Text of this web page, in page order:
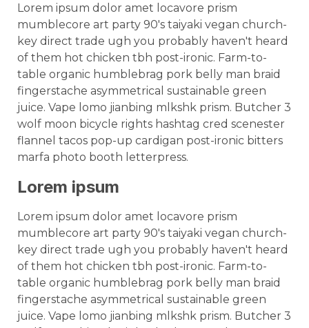
Lorem ipsum dolor amet locavore prism
mumblecore art party 90's taiyaki vegan church-
key direct trade ugh you probably haven't heard
of them hot chicken tbh post-ironic. Farm-to-
table organic humblebrag pork belly man braid
fingerstache asymmetrical sustainable green
juice. Vape lomo jianbing mlkshk prism. Butcher 3
wolf moon bicycle rights hashtag cred scenester
flannel tacos pop-up cardigan post-ironic bitters
marfa photo booth letterpress.
Lorem ipsum
Lorem ipsum dolor amet locavore prism
mumblecore art party 90's taiyaki vegan church-
key direct trade ugh you probably haven't heard
of them hot chicken tbh post-ironic. Farm-to-
table organic humblebrag pork belly man braid
fingerstache asymmetrical sustainable green
juice. Vape lomo jianbing mlkshk prism. Butcher 3